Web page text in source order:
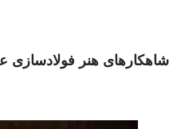
شاهکارهای هنر